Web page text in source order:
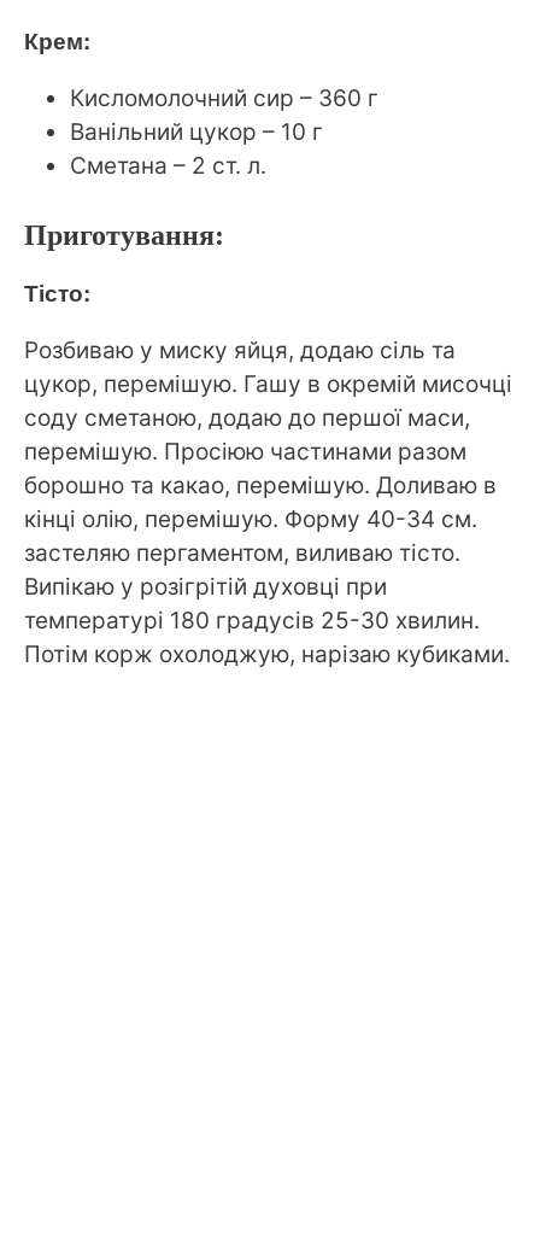
Крем:
Кисломолочний cир – 360 г
Ванільний цукор – 10 г
Сметана – 2 ст. л.
Приготування:
Тісто:
Розбиваю у миску яйця, додаю сіль та
цукор, перемішую. Гашу в окремій мисочці
соду сметаною, додаю до першої маси,
перемішую. Просіюю частинами разом
борошно та какао, перемішую. Доливаю в
кінці олію, перемішую. Форму 40-34 см.
застеляю пергаментом, виливаю тісто.
Випікаю у розігрітій духовці при
температурі 180 градусів 25-30 хвилин.
Потім корж охолоджую, нарізаю кубиками.